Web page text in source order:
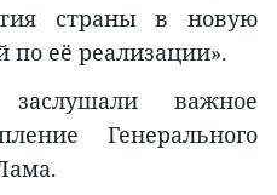
страны в новую
по её реализации».
важное
Генерального